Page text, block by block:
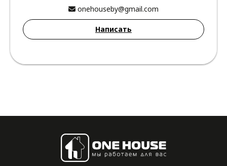
onehouseby@gmail.com
Написать